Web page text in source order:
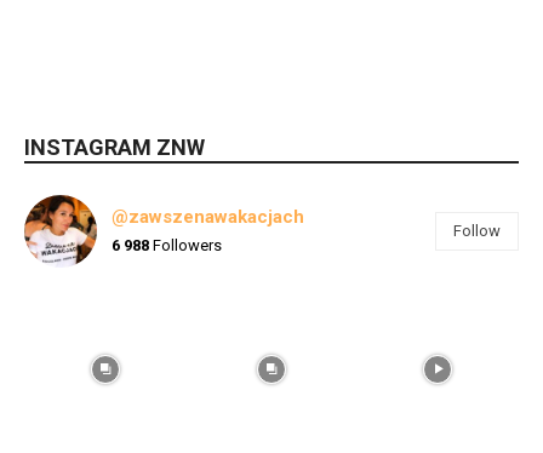
INSTAGRAM ZNW
@zawszenawakacjach
6 988 Followers
Follow